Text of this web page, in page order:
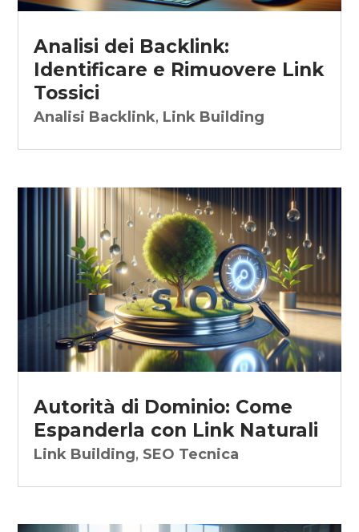
Analisi dei Backlink:
Identificare e Rimuovere Link
Tossici
Analisi Backlink, Link Building
Autorità di Dominio: Come
Espanderla con Link Naturali
Link Building, SEO Tecnica